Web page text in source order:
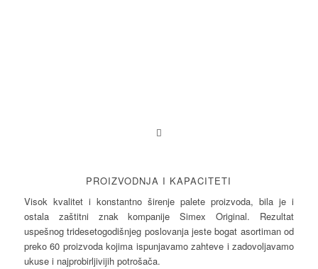
PROIZVODNJA I KAPACITETI
Visok kvalitet i konstantno širenje palete proizvoda, bila je i
ostala zaštitni znak kompanije Simex Original. Rezultat
uspešnog tridesetogodišnjeg poslovanja jeste bogat asortiman od
preko 60 proizvoda kojima ispunjavamo zahteve i zadovoljavamo
ukuse i najprobirljivijih potrošača.